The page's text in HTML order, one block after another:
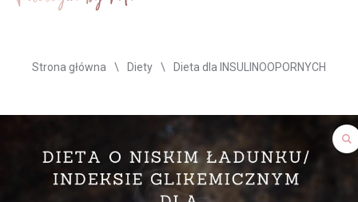
Strona główna \ Diety \ Dieta dla INSULINOOPORNYCH